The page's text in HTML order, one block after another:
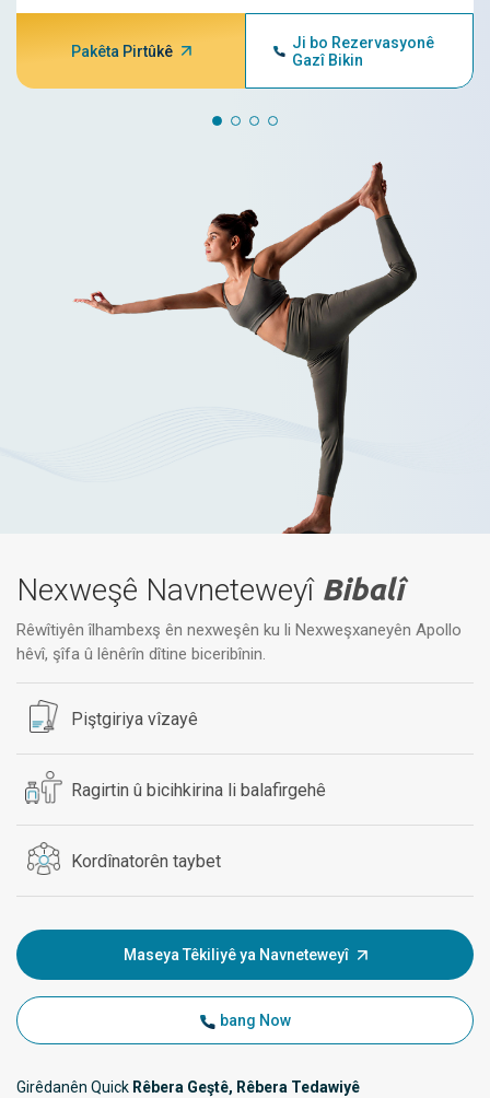
Pakêta Pirtûkê
Ji bo Rezervasyonê
Gazî Bikin
Nexweşê Navneteweyî Bibalî
Rêwîtiyên îlhambexş ên nexweşên ku li Nexweşxaneyên Apollo
hêvî, şîfa û lênêrîn dîtine biceribînin.
Piştgiriya vîzayê
Ragirtin û bicihkirina li balafirgehê
Kordînatorên taybet
Maseya Têkiliyê ya Navneteweyî
bang Now
Girêdanên Quick Rêbera Geştê, Rêbera Tedawiyê